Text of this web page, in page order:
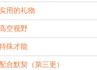
用的礼物
空视野
殊才能
合默契（第三更）